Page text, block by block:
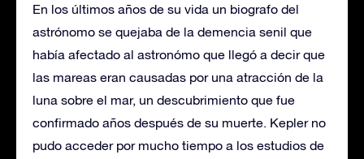
En los últimos años de su vida un biografo del
astrónomo se quejaba de la demencia senil que
había afectado al astronómo que llegó a decir que
las mareas eran causadas por una atracción de la
luna sobre el mar, un descubrimiento que fue
confirmado años después de su muerte. Kepler no
pudo acceder por mucho tiempo a los estudios de